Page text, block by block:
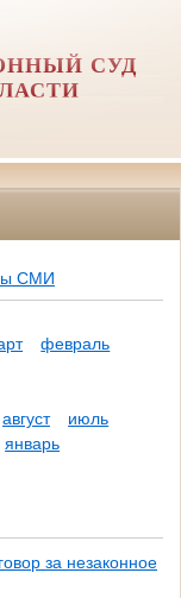
СУД
СМИ
февраль
август
июль
январь
за незаконное